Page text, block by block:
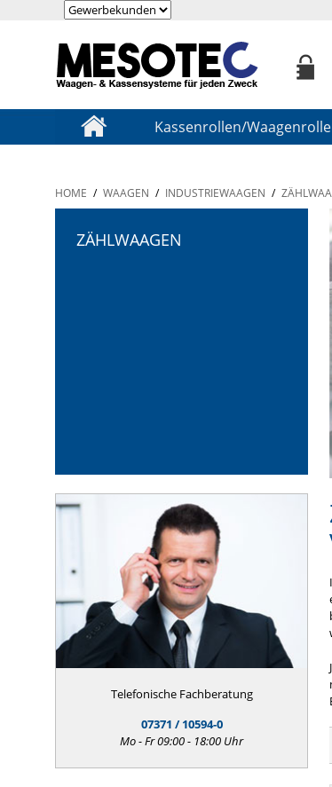
Kassenrollen/
HOME / WAAGEN / INDUSTRIEWAAGEN /
ZÄHLWAAGEN
Telefonische Fachberatung
07371 / 10594-0
Mo - Fr 09:00 - 18:00 Uhr